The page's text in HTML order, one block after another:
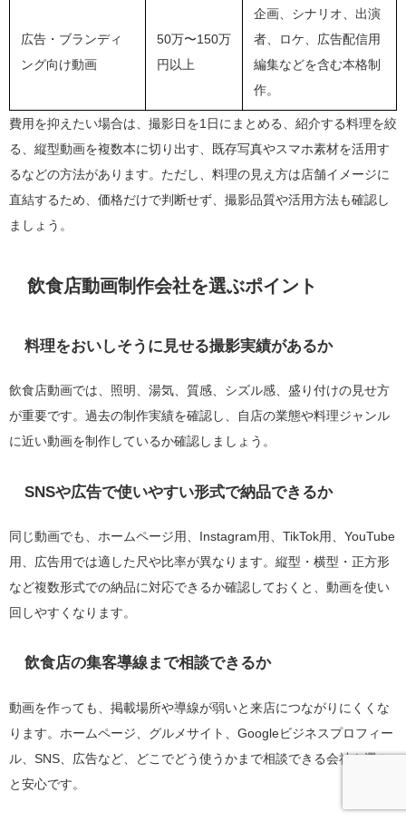
広告・ブランディ
ング向け動画
50万〜150万
円以上
企画、シナリオ、出演
者、ロケ、広告配信用
編集などを含む本格制
作。
費用を抑えたい場合は、撮影日を1日にまとめる、紹介する料理を絞
る、縦型動画を複数本に切り出す、既存写真やスマホ素材を活用す
るなどの方法があります。ただし、料理の見え方は店舗イメージに
直結するため、価格だけで判断せず、撮影品質や活用方法も確認し
ましょう。
飲食店動画制作会社を選ぶポイント
料理をおいしそうに見せる撮影実績があるか
飲食店動画では、照明、湯気、質感、シズル感、盛り付けの見せ方
が重要です。過去の制作実績を確認し、自店の業態や料理ジャンル
に近い動画を制作しているか確認しましょう。
SNSや広告で使いやすい形式で納品できるか
同じ動画でも、ホームページ用、Instagram用、TikTok用、YouTube
用、広告用では適した尺や比率が異なります。縦型・横型・正方形
など複数形式での納品に対応できるか確認しておくと、動画を使い
回しやすくなります。
飲食店の集客導線まで相談できるか
動画を作っても、掲載場所や導線が弱いと来店につながりにくくな
ります。ホームページ、グルメサイト、Googleビジネスプロフィー
ル、SNS、広告など、どこでどう使うかまで相談できる会社を選ぶ
と安心です。